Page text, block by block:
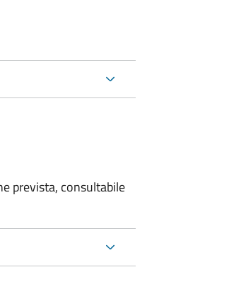
prevista, consultabile